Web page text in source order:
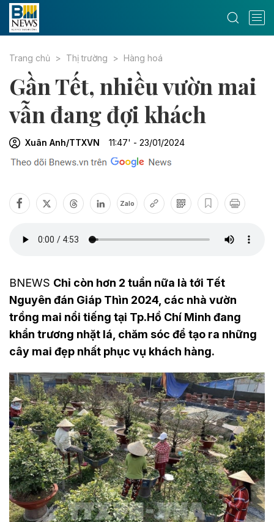
Trang chủ Thị trường Hàng hoá
Gần Tết, nhiều vườn mai
vẫn đang đợi khách
Xuân Anh/TTXVN 11:47' - 23/01/2024
Zalo
BNEWS Chỉ còn hơn 2 tuần nữa là tới Tết
Nguyên đán Giáp Thìn 2024, các nhà vườn
trồng mai nổi tiếng tại Tp.Hồ Chí Minh đang
khẩn trương nhặt lá, chăm sóc để tạo ra những
cây mai đẹp nhất phục vụ khách hàng.